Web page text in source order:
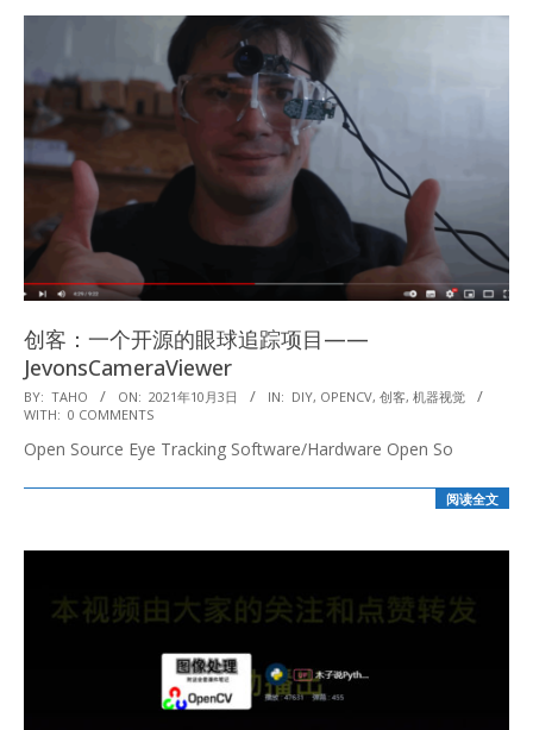
创客：一个开源的眼球追踪项目——
JevonsCameraViewer
2021-
10-
03
BY: TAHO ON: 2021年10月3日 IN: DIY, OPENCV, 创客, 机器视觉
WITH: 0 COMMENTS
Open Source Eye Tracking Software/Hardware Open So
阅读全文